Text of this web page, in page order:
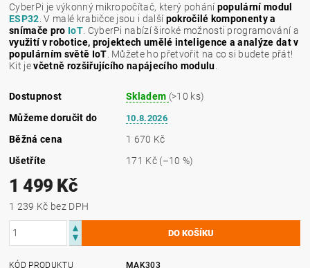
CyberPi je výkonný mikropočítač, který pohání populární modul
ESP32 . V malé krabičce jsou i další pokročilé komponenty a
snímače pro IoT. CyberPi nabízí široké možnosti programování a
využití v robotice, projektech umělé inteligence a analýze dat v
populárním světě IoT . Můžete ho přetvořit na co si budete přát!
Kit jevčetně rozšiřujícího napájecího modulu
Dostupnost Skladem (>10 ks)
Můžeme doručit do
10.8.2026
Běžná cena
1 670 Kč
Ušetříte
171 Kč (–10 %)
1 499 Kč
1 239 Kč bez DPH
KÓD PRODUKTU
MAK303